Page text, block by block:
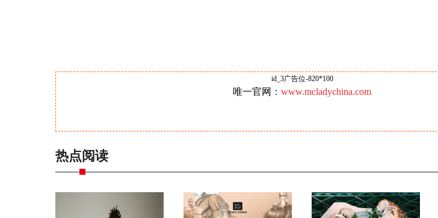
id_3广告位-820*100
唯一官网： www.mcladychina.com
热点阅读